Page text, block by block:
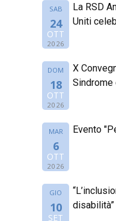
SAB
24
OTT
2026
La RSD
Uniti
DOM
18
OTT
2026
X
Sindrome
MAR
6
OTT
2026
Evento
GIO
10
SET
disabilità”